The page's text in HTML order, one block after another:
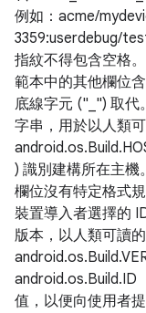
例如：acme/
3359:userdebug/
指紋不得包含空格
範本中的其他欄位
底線字元 ("_") 取代。
字串，用於以人類
) 識別建構所在主機
欄位沒有特定格式
裝置導入者選擇的
版本，以人類可讀
android.os.Build.ID
值，以便向使用者